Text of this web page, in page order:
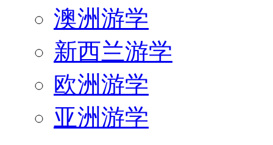
澳洲游学
新西兰游学
欧洲游学
亚洲游学